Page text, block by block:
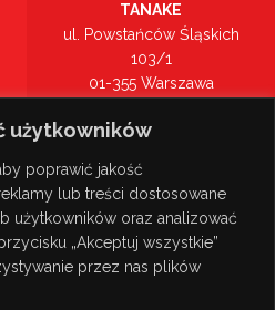
użytkowników
poprawić jakość
lub treści dostosowane
użytkowników oraz analizować
„Akceptuj wszystkie”
przez nas plików
TANAKE
ul. Powstańców Śląskich
103/1
01-355 Warszawa
Zobacz na mapie >